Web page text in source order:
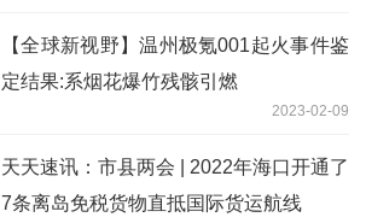
【全球新视野】温州极氪001起火事件鉴
定结果:系烟花爆竹残骸引燃
2023-02-09
天天速讯：市县两会 | 2022年海口开通了
7条离岛免税货物直抵国际货运航线